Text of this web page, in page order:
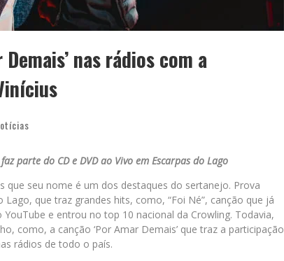
nas rádios com a
parte do CD e DVD ao Vivo em Escarpas do Lago
seu nome é um dos destaques do sertanejo. Prova
que traz grandes hits, como, “Foi Né”, canção que já
e entrou no top 10 nacional da Crowling. Todavia,
como, a canção ‘Por Amar Demais’ que traz a participação
rádios de todo o país.